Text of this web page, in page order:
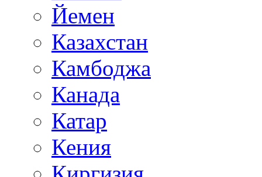
Йемен
Казахстан
Камбоджа
Канада
Катар
Кения